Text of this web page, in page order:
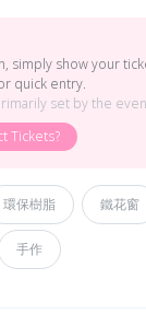
simply show your
quick entry.
set by the
Tickets?
環保樹脂 鐵花窗
手作